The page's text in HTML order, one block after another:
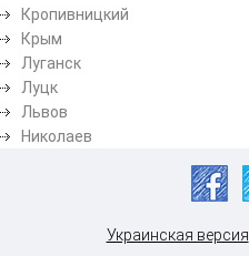
Кропивницкий
Крым
Луганск
Луцк
Львов
Николаев
Украинская версия